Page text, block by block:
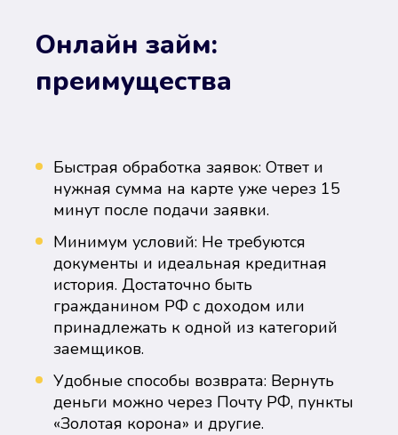
Онлайн займ:
преимущества
Быстрая обработка заявок: Ответ и
нужная сумма на карте уже через 15
минут после подачи заявки.
Минимум условий: Не требуются
документы и идеальная кредитная
история. Достаточно быть
гражданином РФ с доходом или
принадлежать к одной из категорий
заемщиков.
Удобные способы возврата: Вернуть
деньги можно через Почту РФ, пункты
«Золотая корона» и другие.